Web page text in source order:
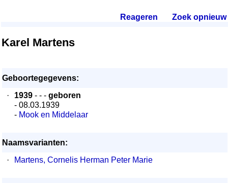
Reageren Zoek opnieuw.
Karel Martens
Geboortegegevens:
·
1939 - - - geboren
- 08.03.1939
- Mook en Middelaar
Naamsvarianten:
·
Martens, Cornelis Herman Peter Marie